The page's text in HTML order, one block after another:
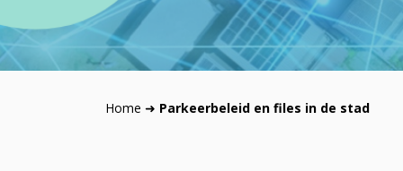
Home ➜ Parkeerbeleid en files in de stad